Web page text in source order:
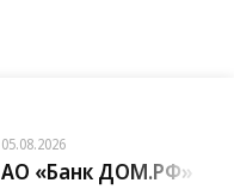
05.08.2026
АО «Банк ДОМ.РФ»